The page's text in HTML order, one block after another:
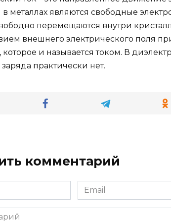
металлах являются свободные
перемещаются внутри
внешнего электрического поля
и называется током. В
практически нет.
комментарий
Email
*